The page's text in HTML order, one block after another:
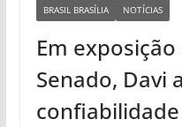
BRASIL BRASÍLIA NOTÍCIAS
Em exposição
Senado, Davi